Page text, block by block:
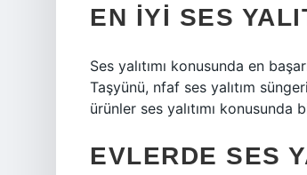
EN IYI SES
Ses yalıtımı konusunda en
Taşyünü, nfaf ses yalıtım
ürünler ses yalıtımı konusunda
EVLERDE SES